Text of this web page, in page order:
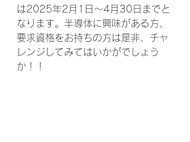
は2025年2月1日～4月30日までと
なります。半導体に興味がある方、
要求資格をお持ちの方は是非、チャ
レンジしてみてはいかがでしょう
か！！